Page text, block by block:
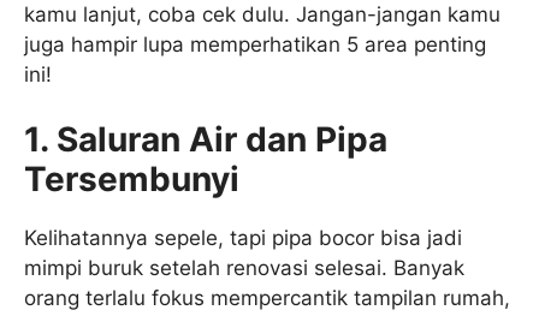
kamu lanjut, coba cek dulu. Jangan-jangan kamu
juga hampir lupa memperhatikan 5 area penting
ini!
1. Saluran Air dan Pipa
Tersembunyi
Kelihatannya sepele, tapi pipa bocor bisa jadi
mimpi buruk setelah renovasi selesai. Banyak
orang terlalu fokus mempercantik tampilan rumah,